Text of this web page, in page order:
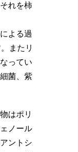
れを柿
よる過
またリ
ってい
菌、紫
はポリ
ノール
ントシ